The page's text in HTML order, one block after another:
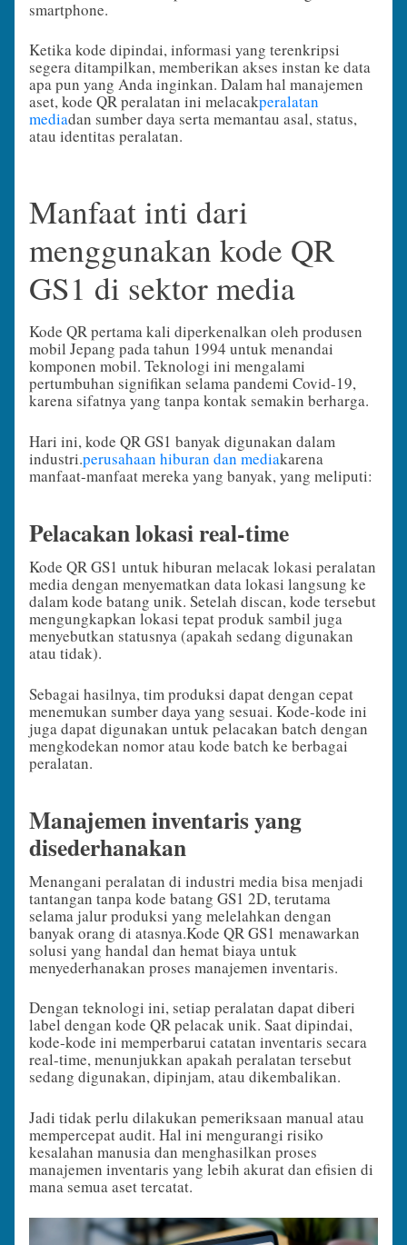
smartphone.
Ketika kode dipindai, informasi yang terenkripsi
segera ditampilkan, memberikan akses instan ke data
apa pun yang Anda inginkan. Dalam hal manajemen
aset, kode QR peralatan ini melacakperalatan
mediadan sumber daya serta memantau asal, status,
atau identitas peralatan.
Manfaat inti dari
menggunakan kode QR
GS1 di sektor media
Kode QR pertama kali diperkenalkan oleh produsen
mobil Jepang pada tahun 1994 untuk menandai
komponen mobil. Teknologi ini mengalami
pertumbuhan signifikan selama pandemi Covid-19,
karena sifatnya yang tanpa kontak semakin berharga.
Hari ini, kode QR GS1 banyak digunakan dalam
industri.perusahaan hiburan dan mediakarena
manfaat-manfaat mereka yang banyak, yang meliputi:
Pelacakan lokasi real-time
Kode QR GS1 untuk hiburan melacak lokasi peralatan
media dengan menyematkan data lokasi langsung ke
dalam kode batang unik. Setelah discan, kode tersebut
mengungkapkan lokasi tepat produk sambil juga
menyebutkan statusnya (apakah sedang digunakan
atau tidak).
Sebagai hasilnya, tim produksi dapat dengan cepat
menemukan sumber daya yang sesuai. Kode-kode ini
juga dapat digunakan untuk pelacakan batch dengan
mengkodekan nomor atau kode batch ke berbagai
peralatan.
Manajemen inventaris yang
disederhanakan
Menangani peralatan di industri media bisa menjadi
tantangan tanpa kode batang GS1 2D, terutama
selama jalur produksi yang melelahkan dengan
banyak orang di atasnya.Kode QR GS1 menawarkan
solusi yang handal dan hemat biaya untuk
menyederhanakan proses manajemen inventaris.
Dengan teknologi ini, setiap peralatan dapat diberi
label dengan kode QR pelacak unik. Saat dipindai,
kode-kode ini memperbarui catatan inventaris secara
real-time, menunjukkan apakah peralatan tersebut
sedang digunakan, dipinjam, atau dikembalikan.
Jadi tidak perlu dilakukan pemeriksaan manual atau
mempercepat audit. Hal ini mengurangi risiko
kesalahan manusia dan menghasilkan proses
manajemen inventaris yang lebih akurat dan efisien di
mana semua aset tercatat.